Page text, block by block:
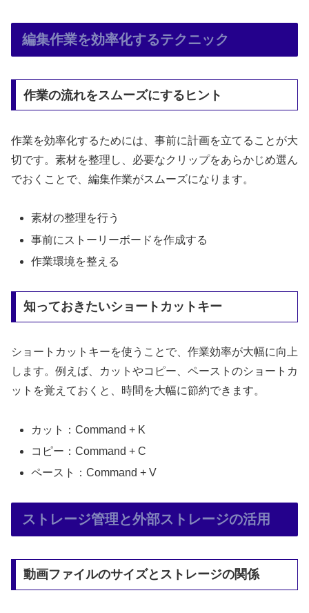
編集作業を効率化するテクニック
作業の流れをスムーズにするヒント
作業を効率化するためには、事前に計画を立てることが大
切です。素材を整理し、必要なクリップをあらかじめ選ん
でおくことで、編集作業がスムーズになります。
素材の整理を行う
事前にストーリーボードを作成する
作業環境を整える
知っておきたいショートカットキー
ショートカットキーを使うことで、作業効率が大幅に向上
します。例えば、カットやコピー、ペーストのショートカ
ットを覚えておくと、時間を大幅に節約できます。
カット：Command + K
コピー：Command + C
ペースト：Command + V
ストレージ管理と外部ストレージの活用
動画ファイルのサイズとストレージの関係